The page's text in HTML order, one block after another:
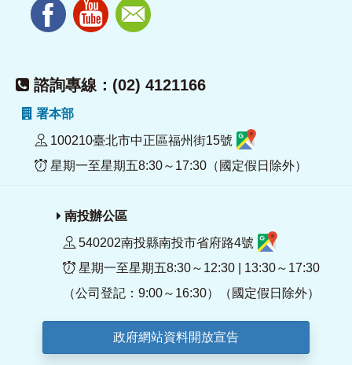
諮詢專線：(02) 4121166
署本部
100210臺北市中正區福州街15號
星期一至星期五8:30～17:30（國定假日除外）
南投辦公區
540202南投縣南投市省府路4號
星期一至星期五8:30～12:30 | 13:30～17:30
（公司登記：9:00～16:30）（國定假日除外）
政府網站資料開放宣告